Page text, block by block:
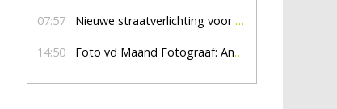
07:57 Nieuwe straatverlichting voor De Veldmaat en De Pas
14:50 Foto vd Maand Fotograaf: Anna Jalving